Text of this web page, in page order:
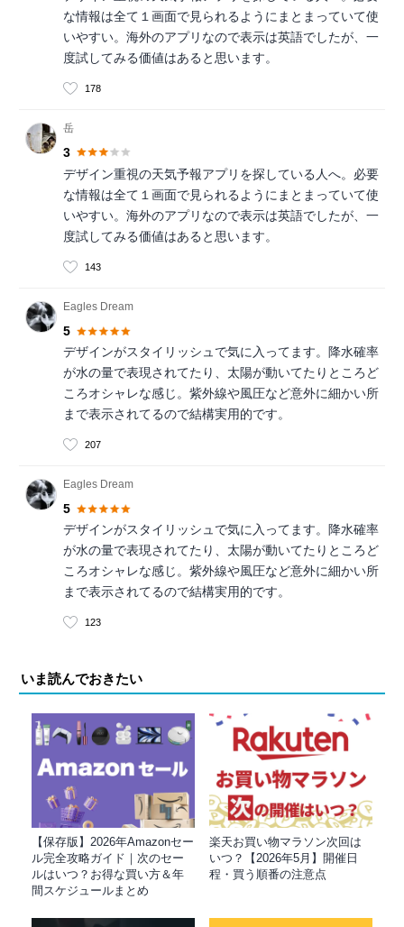
な情報は全て１画面で見られるようにまとまっていて使
いやすい。海外のアプリなので表示は英語でしたが、一
度試してみる価値はあると思います。
178
岳
3
デザイン重視の天気予報アプリを探している人へ。必要
な情報は全て１画面で見られるようにまとまっていて使
いやすい。海外のアプリなので表示は英語でしたが、一
度試してみる価値はあると思います。
143
Eagles Dream
5
デザインがスタイリッシュで気に入ってます。降水確率
が水の量で表現されてたり、太陽が動いてたりところど
ころオシャレな感じ。紫外線や風圧など意外に細かい所
まで表示されてるので結構実用的です。
207
Eagles Dream
5
デザインがスタイリッシュで気に入ってます。降水確率
が水の量で表現されてたり、太陽が動いてたりところど
ころオシャレな感じ。紫外線や風圧など意外に細かい所
まで表示されてるので結構実用的です。
123
いま読んでおきたい
【保存版】2026年Amazonセー
ル完全攻略ガイド｜次のセー
ルはいつ？お得な買い方＆年
間スケジュールまとめ
楽天お買い物マラソン次回は
いつ？【2026年5月】開催日
程・買う順番の注意点